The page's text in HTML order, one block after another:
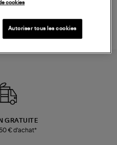
GRATUITE
€ d'achat*
cookies
Autoriser tous les cookies